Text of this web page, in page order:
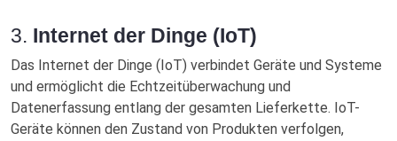
3. Internet der Dinge (IoT)
Das Internet der Dinge (IoT) verbindet Geräte und Systeme
und ermöglicht die Echtzeitüberwachung und
Datenerfassung entlang der gesamten Lieferkette. IoT-
Geräte können den Zustand von Produkten verfolgen,